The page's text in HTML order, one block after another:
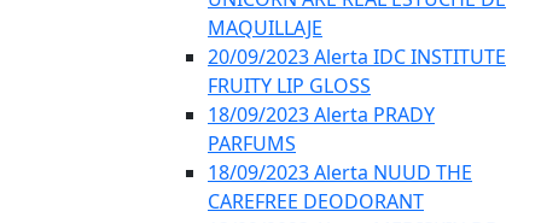
MAQUILLAJE
20/09/2023 Alerta IDC INSTITUTE
FRUITY LIP GLOSS
18/09/2023 Alerta PRADY
PARFUMS
18/09/2023 Alerta NUUD THE
CAREFREE DEODORANT